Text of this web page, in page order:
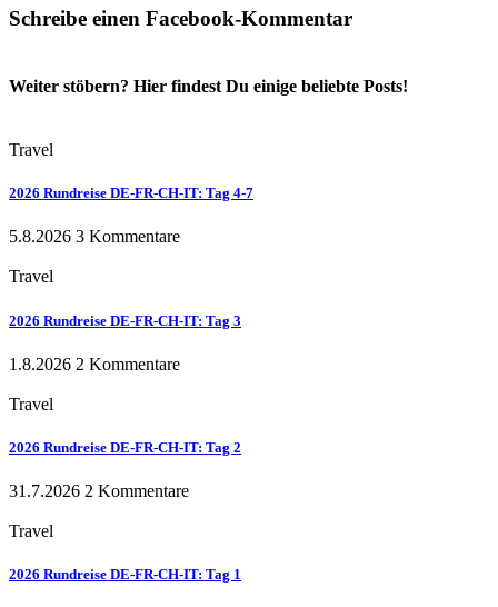
Schreibe einen Facebook-Kommentar
Weiter stöbern? Hier findest Du einige beliebte Posts!
Travel
2026 Rundreise DE-FR-CH-IT: Tag 4-7
5.8.2026 3 Kommentare
Travel
2026 Rundreise DE-FR-CH-IT: Tag 3
1.8.2026 2 Kommentare
Travel
2026 Rundreise DE-FR-CH-IT: Tag 2
31.7.2026 2 Kommentare
Travel
2026 Rundreise DE-FR-CH-IT: Tag 1